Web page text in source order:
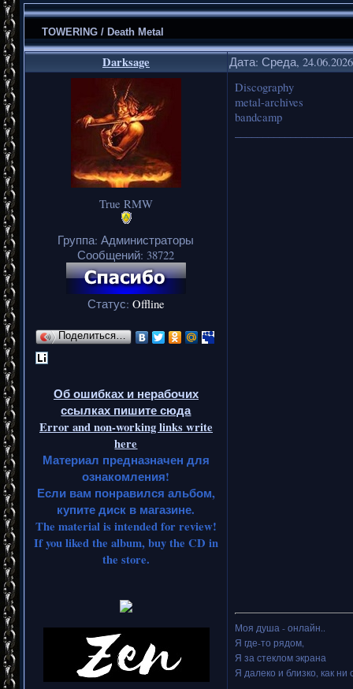
TOWERING / Death Metal
Darksage Дата: Среда,
True RMW
Группа: Администраторы
Сообщений: 38722
Статус: Offline
Поделиться…
Об ошибках и нерабочих
ссылках пишите сюда
Error and non-working links write
here
Материал предназначен для
ознакомления!
Если вам понравился альбом,
купите диск в магазине.
The material is intended for review!
If you liked the album, buy the CD in
the store.
Discography
metal-archives
bandcamp
Моя душа - онлайн..
Я где-то рядом,
Я за стеклом экрана
Я далеко и близко, как ни